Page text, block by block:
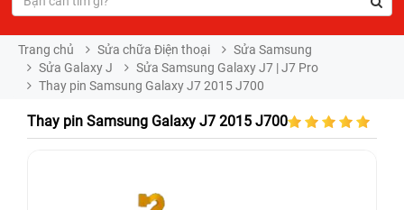
Trang chủ Sửa chữa Điện thoại
Sửa Samsung
Sửa Galaxy J
Sửa Samsung Galaxy J7 | J7 Pro
Thay pin Samsung Galaxy J7 2015 J700
Thay pin Samsung Galaxy J7 2015 J700